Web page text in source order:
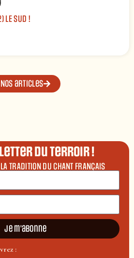
LE SUD !
Nos articles
du terroir !
TRADITION DU CHANT FRANÇAIS
Je m'abonne
: